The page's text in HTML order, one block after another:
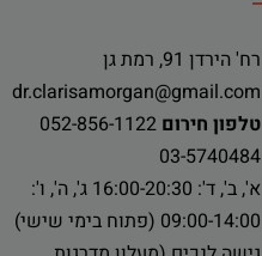
רח' הירדן 91, רמת גן
dr.clarisamorgan@gmail.com
טלפון חירום 052-856-1122
03-5740484
א', ב', ד': 16:00-20:30 ג', ה', ו':
09:00-14:00 (פתוח בימי שישי)